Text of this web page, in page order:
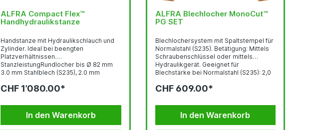
ALFRA Compact Flex™
Handhydraulikstanze
Handstanze mit Hydraulikschlauch und
Zylinder. Ideal bei beengten
Platzverhältnissen.
StanzleistungRundlocher bis Ø 82 mm
3.0 mm Stahlblech (S235), 2.0 mm
bis Ø 89 - 152 mm 2.0 mm Stahlblech
N/mm2)Quadratlocher bis 68 x 68 mm
3.0 mm Stahlblech (S235), 2.0 mm
Edelstahl (F = 600 N/mm2)Quadratlocher
CHF 1’080.00*
In den Warenkorb
ALFRA Blechlocher MonoCut™
PG SET
Blechlochersystem mit Spaltstempel für
Normalstahl (S235). Betätigung: Mittels
Schraubenschlüssel oder mittels
Hydraulikgerät. Geeignet für
Blechstärke bei Normalstahl (S235): 2,0
mm mit Schrauben-Ø 19,0 mm.
Ø 11,0 mm Schrauben-Ø 19,0 mm: mind.
Ø 20,5 m
CHF 609.00*
In den Warenkorb